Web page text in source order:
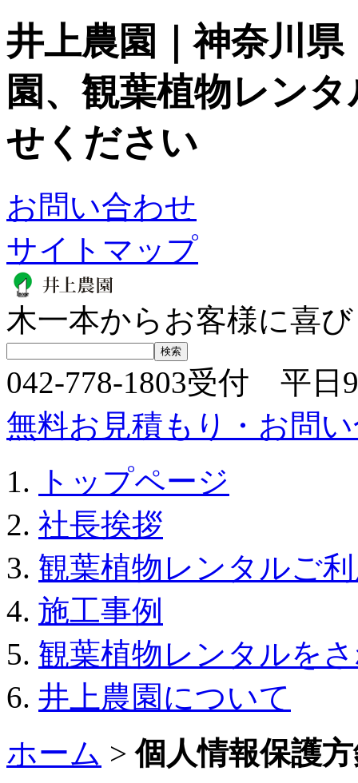
井上農園｜神奈川
園、観葉植物レン
せください
お問い合わせ
サイトマップ
木一本からお客様に喜
042-778-1803受付 平日
無料お見積もり・お問
トップページ
社長挨拶
観葉植物レンタルご
施工事例
観葉植物レンタルを
井上農園について
ホーム >個人情報保護